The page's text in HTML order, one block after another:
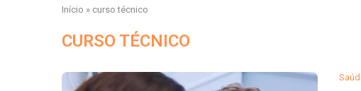
Início » curso técnico
CURSO TÉCNICO